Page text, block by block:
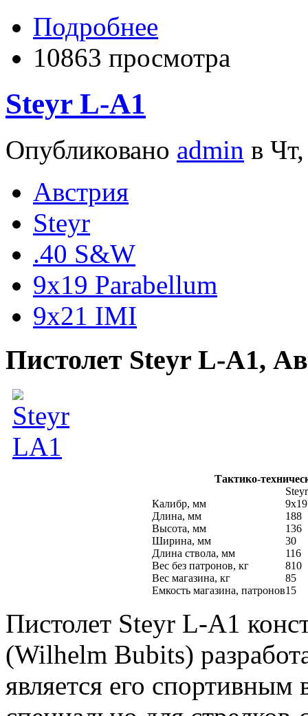
Подробнее
10863 просмотра
Steyr L-A1
Опубликовано admin в
Австрия
Steyr
.40 S&W
9x19 Parabellum
9x21 IMI
Пистолет Steyr L-A1,
Тактико-
Калибр, мм
Длина, мм
188
Высота, мм
136
Ширина, мм
30
Длина ствола, мм
116
Вес без патронов, кг
810
Вес магазина, кг
85
Емкость магазина, патронов15
Пистолет Steyr L-A1
(Wilhelm Bubits)
является его